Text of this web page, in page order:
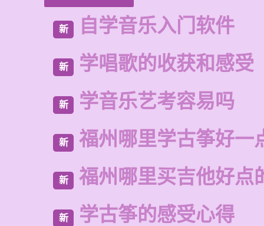
新 自学音乐入门软件
新 学唱歌的收获和感受
新 学音乐艺考容易吗
新 福州哪里学古筝好一
新 福州哪里买吉他好点
新 学古筝的感受心得